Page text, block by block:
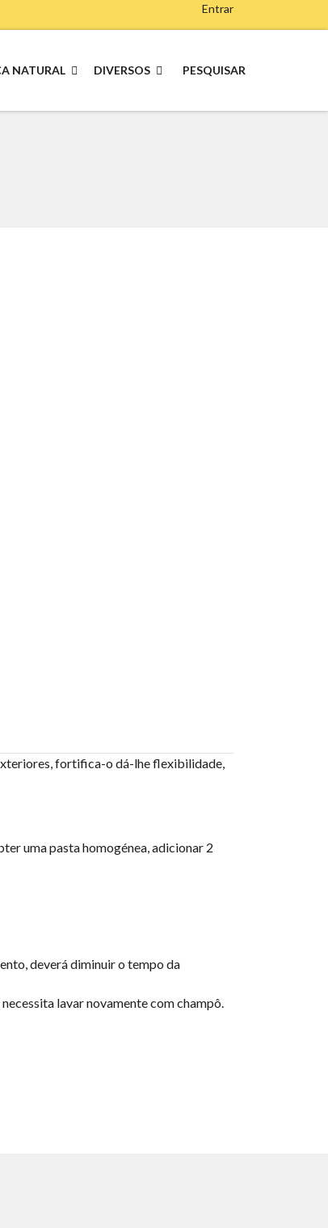
Entrar
NATURAL DIVERSOS PESQUISAR
fortifica-o dá-lhe flexibilidade,
uma pasta homogénea, adicionar 2
deverá diminuir o tempo da
lavar novamente com champô.